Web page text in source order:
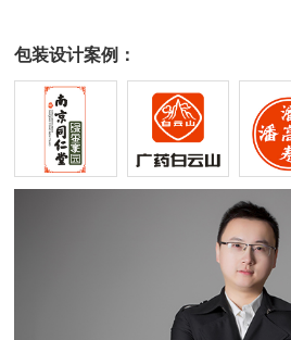
包装设计案例：